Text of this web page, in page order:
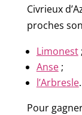
Civrieux
proches
Limonest;
Anse;
l’Arbresle.
Pour